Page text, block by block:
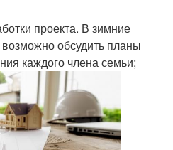
проекта. В зимние
обсудить планы
каждого члена семьи;